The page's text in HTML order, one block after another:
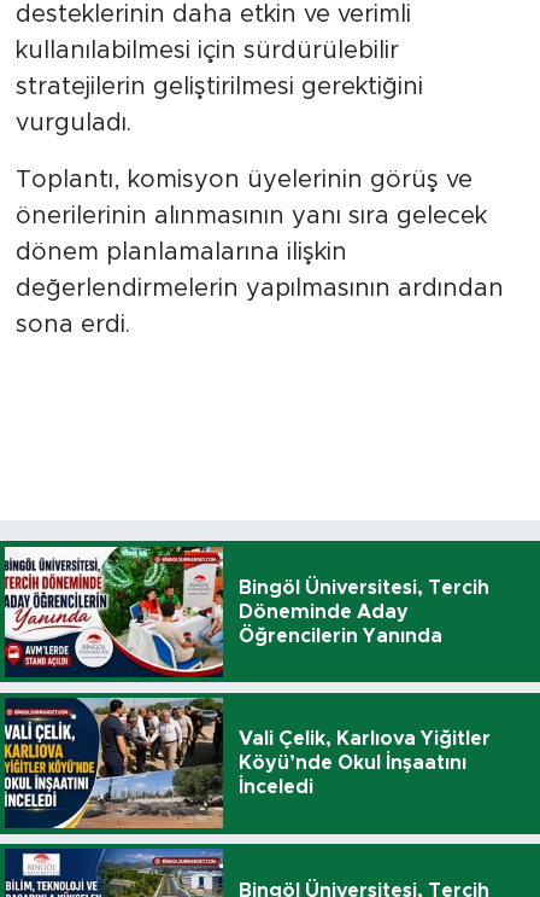
desteklerinin daha etkin ve verimli
kullanılabilmesi için sürdürülebilir
stratejilerin geliştirilmesi gerektiğini
vurguladı.
Toplantı, komisyon üyelerinin görüş ve
önerilerinin alınmasının yanı sıra gelecek
dönem planlamalarına ilişkin
değerlendirmelerin yapılmasının ardından
sona erdi.
Bingöl Üniversitesi, Tercih
Döneminde Aday
Öğrencilerin Yanında
Vali Çelik, Karlıova Yiğitler
Köyü’nde Okul İnşaatını
İnceledi
Bingöl Üniversitesi, Tercih